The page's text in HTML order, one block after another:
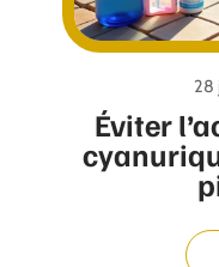
Éviter
28